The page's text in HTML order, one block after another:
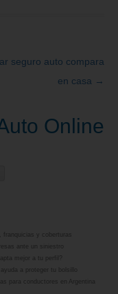
seguro auto compara
en casa →
Online
ante un siniestro
a proteger tu bolsillo
para conductores en Argentina